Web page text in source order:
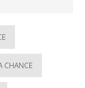
CHANCE